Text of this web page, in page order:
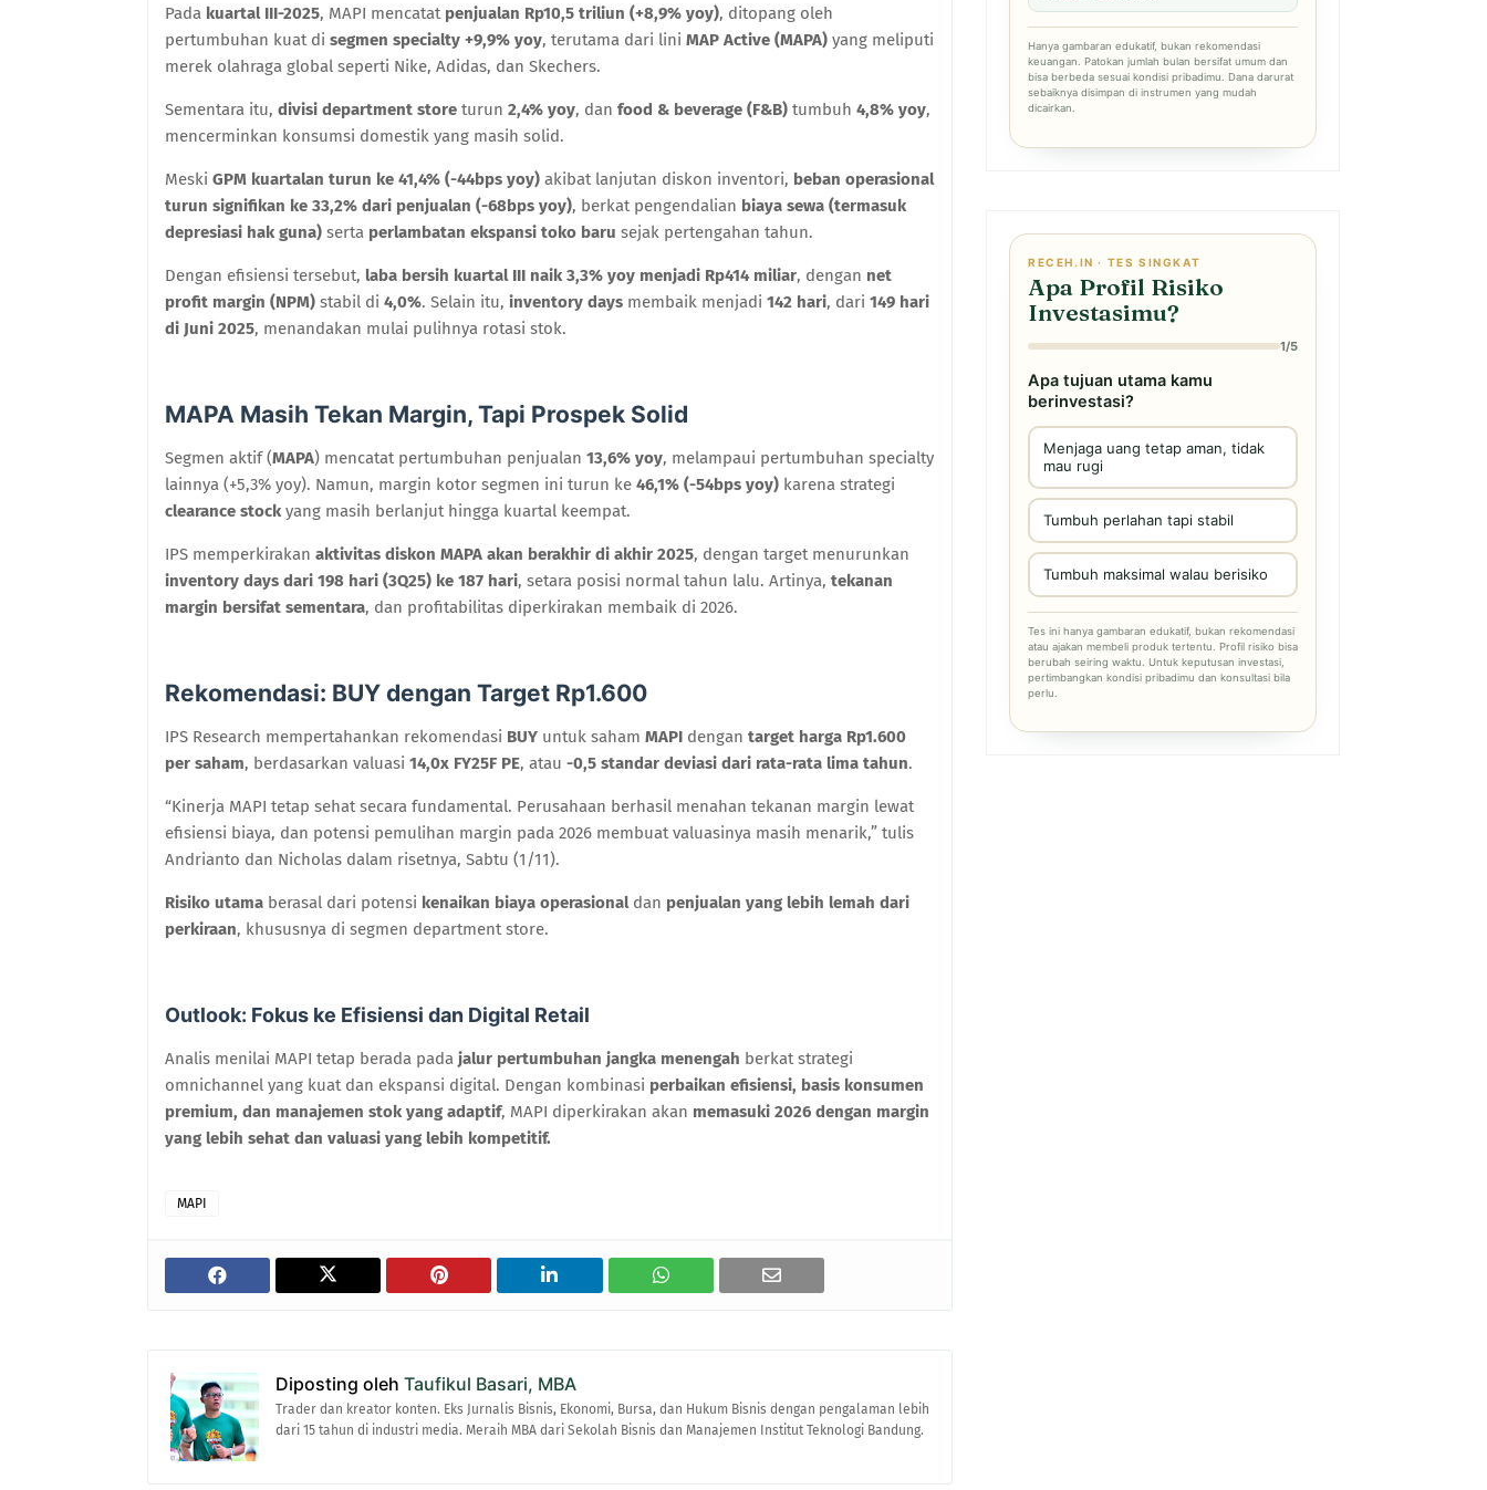
Pada kuartal III-2025, MAPI mencatat penjualan Rp10,5 triliun (+8,9% yoy), ditopang oleh
pertumbuhan kuat di segmen specialty +9,9% yoy, terutama dari lini MAP Active (MAPA) yang meliputi
merek olahraga global seperti Nike, Adidas, dan Skechers.
Sementara itu, divisi department store turun 2,4% yoy, dan food & beverage (F&B) tumbuh 4,8% yoy,
mencerminkan konsumsi domestik yang masih solid.
Meski GPM kuartalan turun ke 41,4% (-44bps yoy) akibat lanjutan diskon inventori, beban operasional
turun signifikan ke 33,2% dari penjualan (-68bps yoy), berkat pengendalian biaya sewa (termasuk
depresiasi hak guna) serta perlambatan ekspansi toko baru sejak pertengahan tahun.
Dengan efisiensi tersebut, laba bersih kuartal III naik 3,3% yoy menjadi Rp414 miliar, dengan net
profit margin (NPM) stabil di 4,0%. Selain itu, inventory days membaik menjadi 142 hari, dari 149 hari
di Juni 2025, menandakan mulai pulihnya rotasi stok.
MAPA Masih Tekan Margin, Tapi Prospek Solid
Segmen aktif (MAPA) mencatat pertumbuhan penjualan 13,6% yoy, melampaui pertumbuhan specialty
lainnya (+5,3% yoy). Namun, margin kotor segmen ini turun ke 46,1% (-54bps yoy) karena strategi
clearance stock yang masih berlanjut hingga kuartal keempat.
IPS memperkirakan aktivitas diskon MAPA akan berakhir di akhir 2025, dengan target menurunkan
inventory days dari 198 hari (3Q25) ke 187 hari, setara posisi normal tahun lalu. Artinya, tekanan
margin bersifat sementara, dan profitabilitas diperkirakan membaik di 2026.
Rekomendasi: BUY dengan Target Rp1.600
IPS Research mempertahankan rekomendasi BUY untuk saham MAPI dengan target harga Rp1.600
per saham, berdasarkan valuasi 14,0x FY25F PE, atau -0,5 standar deviasi dari rata-rata lima tahun.
“Kinerja MAPI tetap sehat secara fundamental. Perusahaan berhasil menahan tekanan margin lewat
efisiensi biaya, dan potensi pemulihan margin pada 2026 membuat valuasinya masih menarik,” tulis
Andrianto dan Nicholas dalam risetnya, Sabtu (1/11).
Risiko utama berasal dari potensi kenaikan biaya operasionaldan penjualan yang lebih lemah dari
perkiraan, khususnya di segmen department store.
Outlook: Fokus ke Efisiensi dan Digital Retail
Analis menilai MAPI tetap berada pada jalur pertumbuhan jangka menengah berkat strategi
omnichannel yang kuat dan ekspansi digital. Dengan kombinasi perbaikan efisiensi, basis konsumen
premium, dan manajemen stok yang adaptif, MAPI diperkirakan akan memasuki 2026 dengan margin
yang lebih sehat dan valuasi yang lebih kompetitif.
MAPI
Diposting oleh Taufikul Basari, MBA
Trader dan kreator konten. Eks Jurnalis Bisnis, Ekonomi, Bursa, dan Hukum Bisnis dengan pengalaman lebih
dari 15 tahun di industri media. Meraih MBA dari Sekolah Bisnis dan Manajemen Institut Teknologi Bandung.
Hanya gambaran edukatif, bukan rekomendasi
keuangan. Patokan jumlah bulan bersifat umum dan
bisa berbeda sesuai kondisi pribadimu. Dana darurat
sebaiknya disimpan di instrumen yang mudah
dicairkan.
RECEH.IN · TES SINGKAT
Apa Profil Risiko
Investasimu?
1/5
Apa tujuan utama kamu
berinvestasi?
Menjaga uang tetap aman, tidak
mau rugi
Tumbuh perlahan tapi stabil
Tumbuh maksimal walau berisiko
Tes ini hanya gambaran edukatif, bukan rekomendasi
atau ajakan membeli produk tertentu. Profil risiko bisa
berubah seiring waktu. Untuk keputusan investasi,
pertimbangkan kondisi pribadimu dan konsultasi bila
perlu.